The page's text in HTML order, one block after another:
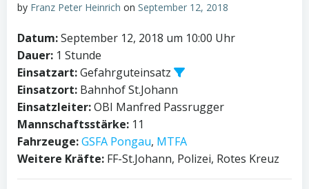
by Franz Peter Heinrich on September 12, 2018
Datum:September 12, 2018 um 10:00 Uhr
Dauer: 1 Stunde
Einsatzart:Gefahrguteinsatz
Einsatzort: Bahnhof St.Johann
Einsatzleiter:OBI Manfred Passrugger
Mannschaftsstärke: 11
Fahrzeuge:GSFA Pongau, MTFA
Weitere Kräfte: FF-St.Johann, Polizei, Rotes Kreuz